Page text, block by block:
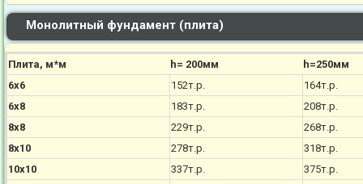
Монолитный фундамент (плита)
Плита, м*м h= 200мм
h=250мм
6х6
152т.р.
164т.р.
6х8
183т.р.
208т.р.
8х8
229т.р.
268т.р.
8х10
278т.р.
318т.р.
10х10
337т.р.
375т.р.